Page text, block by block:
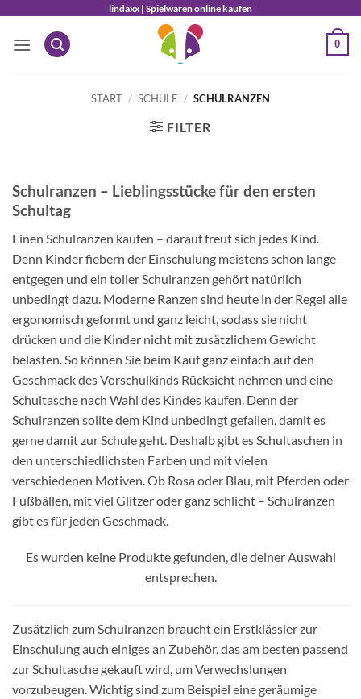
springen
lindaxx | Spielwaren online kaufen
0
START / SCHULE / SCHULRANZEN
FILTER
Schulranzen – Lieblingsstücke für den ersten
Schultag
Einen Schulranzen kaufen – darauf freut sich jedes Kind.
Denn Kinder fiebern der Einschulung meistens schon lange
entgegen und ein toller Schulranzen gehört natürlich
unbedingt dazu. Moderne Ranzen sind heute in der Regel alle
ergonomisch geformt und ganz leicht, sodass sie nicht
drücken und die Kinder nicht mit zusätzlichem Gewicht
belasten. So können Sie beim Kauf ganz einfach auf den
Geschmack des Vorschulkinds Rücksicht nehmen und eine
Schultasche nach Wahl des Kindes kaufen. Denn der
Schulranzen sollte dem Kind unbedingt gefallen, damit es
gerne damit zur Schule geht. Deshalb gibt es Schultaschen in
den unterschiedlichsten Farben und mit vielen
verschiedenen Motiven. Ob Rosa oder Blau, mit Pferden oder
Fußbällen, mit viel Glitzer oder ganz schlicht – Schulranzen
gibt es für jeden Geschmack.
Es wurden keine Produkte gefunden, die deiner Auswahl
entsprechen.
Zusätzlich zum Schulranzen braucht ein Erstklässler zur
Einschulung auch einiges an Zubehör, das am besten passend
zur Schultasche gekauft wird, um Verwechslungen
vorzubeugen. Wichtig sind zum Beispiel eine geräumige